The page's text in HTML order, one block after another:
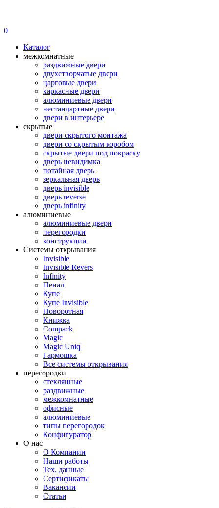
0
Каталог
межкомнатные
раздвижные двери
двухстворчатые двери
царговые двери
каркасные двери
алюминиевые двери
нестандартные двери
двери в интерьере
скрытые
двери скрытого монтажа
двери со скрытым коробом
скрытые двери под покраску
дверь невидимка
потайная дверь
зеркальная дверь
дверь invisible
дверь reverse
дверь infinity
алюминиевые
алюминиевые двери
перегородки
конструкции
Системы открывания
Invisible
Invisible Revers
Infinity
Пенал
Купе
Купе Invisible
Поворотная
Книжка
Compack
Magic
Magic Uniq
Гармошка
Все системы открывания
перегородки
стеклянные
раздвижные
межкомнатные
офисные
алюминиевые
типы перегородок
Конфигуратор
О нас
О Компании
Наши работы
Тех. данные
Сертификаты
Вакансии
Статьи